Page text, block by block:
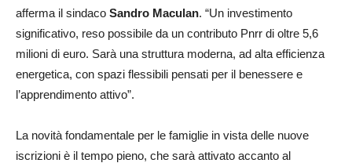
afferma il sindaco Sandro Maculan. “Un investimento
significativo, reso possibile da un contributo Pnrr di oltre 5,6
milioni di euro. Sarà una struttura moderna, ad alta efficienza
energetica, con spazi flessibili pensati per il benessere e
l’apprendimento attivo”.
La novità fondamentale per le famiglie in vista delle nuove
iscrizioni è il tempo pieno, che sarà attivato accanto al